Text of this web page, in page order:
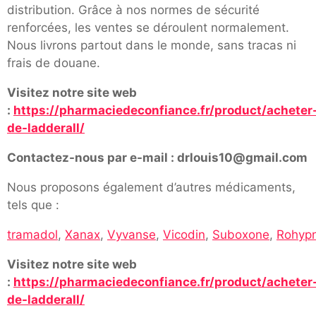
distribution. Grâce à nos normes de sécurité
renforcées, les ventes se déroulent normalement.
Nous livrons partout dans le monde, sans tracas ni
frais de douane.
Visitez notre site web
: https://pharmaciedeconfiance.fr/product/
de-ladderall/
Contactez-nous par e-mail : drlouis10@gmail.com
Nous proposons également d’autres médicaments,
tels que :
tramadol, Xanax, Vyvanse, Vicodin, Suboxone,
Visitez notre site web
: https://pharmaciedeconfiance.fr/product/
de-ladderall/